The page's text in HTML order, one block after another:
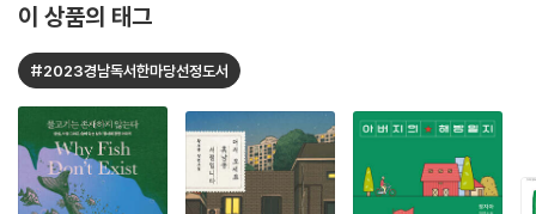
이 상품의 태그
#2023경남독서한마당선정도서